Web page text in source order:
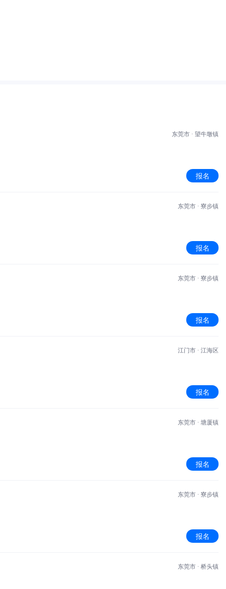
东莞市 · 望牛墩镇
报名
东莞市 · 寮步镇
报名
东莞市 · 寮步镇
报名
江门市 · 江海区
报名
东莞市 · 塘厦镇
报名
东莞市 · 寮步镇
报名
东莞市 · 桥头镇